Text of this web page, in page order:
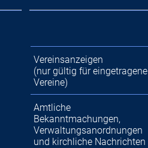
Vereinsanzeigen
(nur gültig für eingetragene
Vereine)
Amtliche
Bekanntmachungen,
Verwaltungsanordnungen
und kirchliche Nachrichten